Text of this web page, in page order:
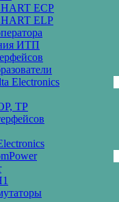
ECP
ELP
ИТП
Electronics
TP